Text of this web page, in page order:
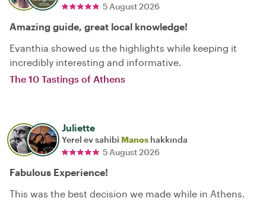
5 August 2026
Amazing guide, great local knowledge!
Evanthia showed us the highlights while keeping it
incredibly interesting and informative.
The 10 Tastings of Athens
Juliette
Yerel ev sahibi Manos hakkında
5 August 2026
Fabulous Experience!
This was the best decision we made while in Athens.